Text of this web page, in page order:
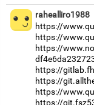
rahealliro1988
https://
https://
https://
https://
https://
https://
https://